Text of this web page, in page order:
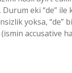
eki “de” ile
yoksa, “de”
accusative